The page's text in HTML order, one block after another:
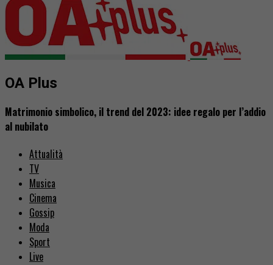
OA Plus
Matrimonio simbolico, il trend del 2023: idee regalo per l’addio
al nubilato
Attualità
TV
Musica
Cinema
Gossip
Moda
Sport
Live